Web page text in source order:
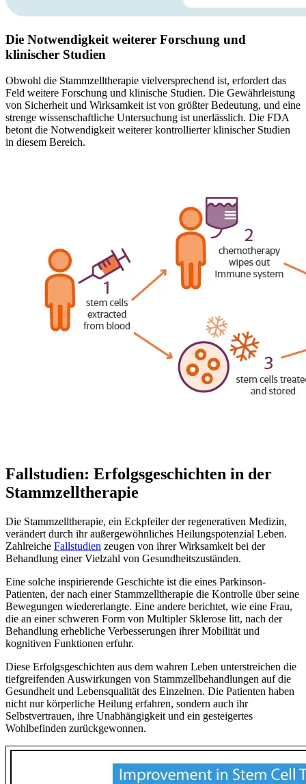
Die Notwendigkeit weiterer Forschung und
klinischer Studien
Obwohl die Stammzelltherapie vielversprechend ist, erfordert das
Feld weitere Forschung und klinische Studien. Die Gewährleistung
von Sicherheit und Wirksamkeit ist von größter Bedeutung, und eine
strenge wissenschaftliche Untersuchung ist unerlässlich. Die FDA
betont die Notwendigkeit weiterer kontrollierter klinischer Studien
in diesem Bereich.
Fallstudien: Erfolgsgeschichten in der
Stammzelltherapie
Die Stammzelltherapie, ein Eckpfeiler der regenerativen Medizin,
verändert durch ihr außergewöhnliches Heilungspotenzial Leben.
Zahlreiche Fallstudien zeugen von ihrer Wirksamkeit bei der
Behandlung einer Vielzahl von Gesundheitszuständen.
Eine solche inspirierende Geschichte ist die eines Parkinson-
Patienten, der nach einer Stammzelltherapie die Kontrolle über seine
Bewegungen wiedererlangte. Eine andere berichtet, wie eine Frau,
die an einer schweren Form von Multipler Sklerose litt, nach der
Behandlung erhebliche Verbesserungen ihrer Mobilität und
kognitiven Funktionen erfuhr.
Diese Erfolgsgeschichten aus dem wahren Leben unterstreichen die
tiefgreifenden Auswirkungen von Stammzellbehandlungen auf die
Gesundheit und Lebensqualität des Einzelnen. Die Patienten haben
nicht nur körperliche Heilung erfahren, sondern auch ihr
Selbstvertrauen, ihre Unabhängigkeit und ein gesteigertes
Wohlbefinden zurückgewonnen.